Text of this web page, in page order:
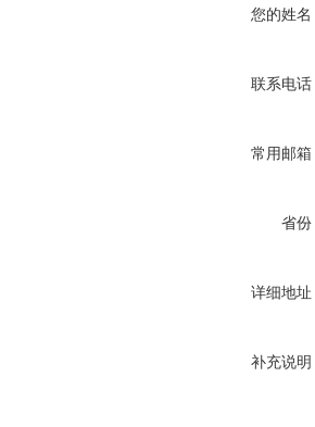
您的姓名
联系电话
常用邮箱
省份
详细地址
补充说明